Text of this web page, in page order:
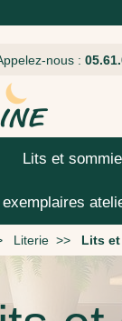
nous :
Lits et
exemplaires
Literie Lits